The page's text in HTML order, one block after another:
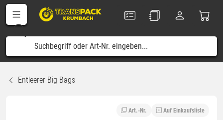
Entleerer Big Bags
Art.-Nr. Auf Einkaufsliste